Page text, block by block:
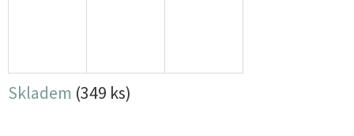
Skladem (349 ks)